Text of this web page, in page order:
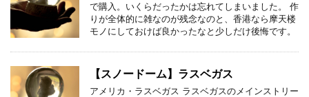
で購入。いくらだったかは忘れてしまいました。 作
りが全体的に雑なのが残念なのと、香港なら摩天楼
モノにしておけば良かったなと少しだけ後悔です。
【スノードーム】ラスベガス
アメリカ・ラスベガス ラスベガスのメインストリー